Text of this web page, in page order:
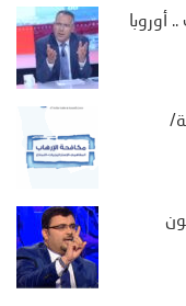
أوروبا